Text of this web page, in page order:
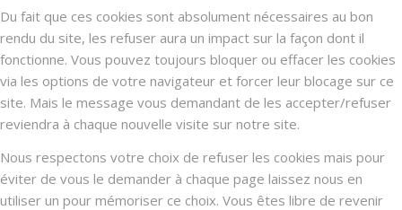
Du fait que ces cookies sont absolument nécessaires au bon
rendu du site, les refuser aura un impact sur la façon dont il
fonctionne. Vous pouvez toujours bloquer ou effacer les cookies
via les options de votre navigateur et forcer leur blocage sur ce
site. Mais le message vous demandant de les accepter/refuser
reviendra à chaque nouvelle visite sur notre site.
Nous respectons votre choix de refuser les cookies mais pour
éviter de vous le demander à chaque page laissez nous en
utiliser un pour mémoriser ce choix. Vous êtes libre de revenir